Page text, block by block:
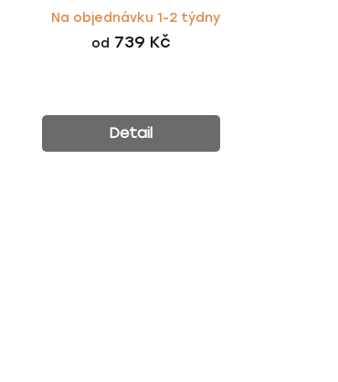
Na objednávku 1-2 týdny
od 739 Kč
Detail